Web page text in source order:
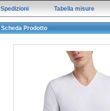
Spedizioni Tabella misure
Scheda Prodotto